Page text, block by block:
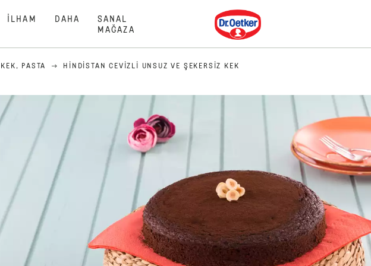
İLHAM DAHA
SANAL
MAĞAZA
Dr. Oetker
KEK, PASTA HINDISTAN CEVIZLI UNSUZ VE ŞEKERSIZ KEK